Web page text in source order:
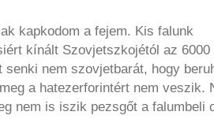
kapkodom a fejem. Kis falunk
kínált Szovjetszkojétól az 6000
nem szovjetbarát, hogy
a hatezerforintért nem veszik.
nem is iszik pezsgőt a falumbeli